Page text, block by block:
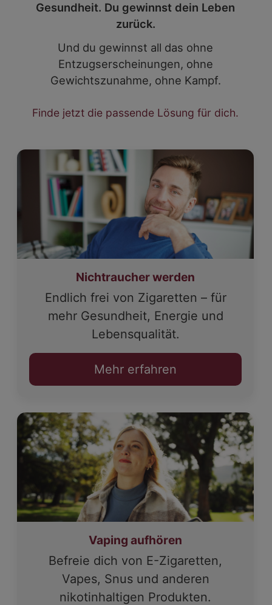
Gesundheit. Du gewinnst dein Leben
zurück.
Und du gewinnst all das ohne
Entzugserscheinungen, ohne
Gewichtszunahme, ohne Kampf.
Finde jetzt die passende Lösung für dich.
Nichtraucher werden
Endlich frei von Zigaretten – für
mehr Gesundheit, Energie und
Lebensqualität.
Mehr erfahren
Vaping aufhören
Befreie dich von E-Zigaretten,
Vapes, Snus und anderen
nikotinhaltigen Produkten.